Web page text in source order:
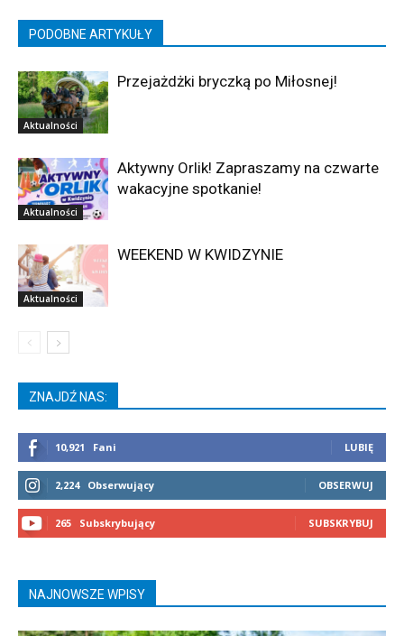
PODOBNE ARTYKUŁY
Aktualności
Przejażdżki bryczką po Miłosnej!
Aktualności
Aktywny Orlik! Zapraszamy na czwarte
wakacyjne spotkanie!
Aktualności
WEEKEND W KWIDZYNIE
ZNAJDŹ NAS:
10,921 Fani LUBIĘ
2,224 Obserwujący OBSERWUJ
265 Subskrybujący SUBSKRYBUJ
NAJNOWSZE WPISY